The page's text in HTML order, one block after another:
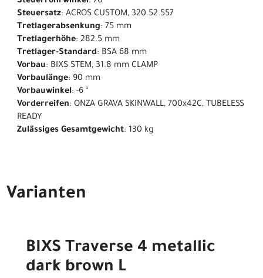
Steuersatz: ACROS CUSTOM, 320.52.557
Tretlagerabsenkung: 75 mm
Tretlagerhöhe: 282.5 mm
Tretlager-Standard: BSA 68 mm
Vorbau: BIXS STEM, 31.8 mm CLAMP
Vorbaulänge: 90 mm
Vorbauwinkel: -6 °
Vorderreifen: ONZA GRAVA SKINWALL, 700x42C, TUBELESS
READY
Zulässiges Gesamtgewicht: 130 kg
Varianten
BIXS Traverse 4 metallic
dark brown L